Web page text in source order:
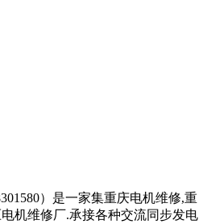
）是一家集重庆电机维修,重
机维修厂.承接各种交流同步发电